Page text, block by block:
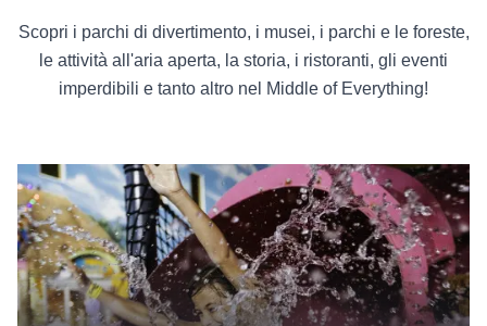
Scopri i parchi di divertimento, i musei, i parchi e le foreste,
le attività all'aria aperta, la storia, i ristoranti, gli eventi
imperdibili e tanto altro nel Middle of Everything!
Attrazioni